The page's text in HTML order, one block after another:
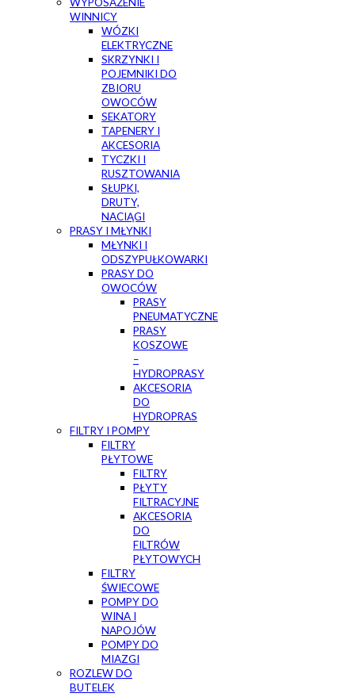
WINNICY
WÓZKI
ELEKTRYCZNE
SKRZYNKI I
POJEMNIKI DO
ZBIORU
OWOCÓW
SEKATORY
TAPENERY I
AKCESORIA
TYCZKI I
RUSZTOWANIA
SŁUPKI,
DRUTY,
NACIĄGI
PRASY I MŁYNKI
MŁYNKI I
ODSZYPUŁKOWARKI
PRASY DO
OWOCÓW
PRASY
PNEUMATYCZNE
PRASY
KOSZOWE
–
HYDROPRASY
AKCESORIA
DO
HYDROPRAS
FILTRY I POMPY
FILTRY
PŁYTOWE
FILTRY
PŁYTY
FILTRACYJNE
AKCESORIA
DO
FILTRÓW
PŁYTOWYCH
FILTRY
ŚWIECOWE
POMPY DO
WINA I
NAPOJÓW
POMPY DO
MIAZGI
ROZLEW DO
BUTELEK